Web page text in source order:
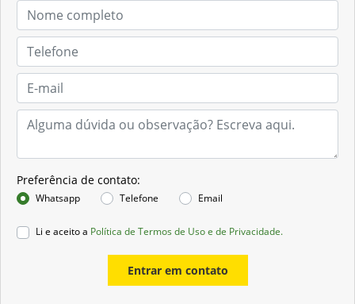
Preferência de contato:
Whatsapp Telefone Email
Li e aceito a Política de Termos de Uso e de Privacidade.
Entrar em contato